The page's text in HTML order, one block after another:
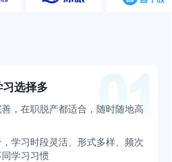
选择多
，在职脱产都适合，随时随地高
学习时段灵活、形式多样、频次
学习习惯